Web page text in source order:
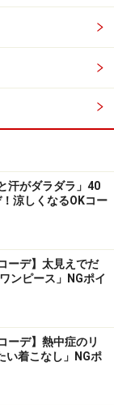
しめるのが
（※一部店舗の
きやすく丈夫
ジーユーからは
レッチ性があ
ーンで着られ
アルなアクセ
公園コーデな
ィネートの幅
汗がダラダラ」40
涼しくなるOKコー
ーデ】太見えでだ
ンピース」NGポイ
ーデ】熱中症のリ
い着こなし」NGポ